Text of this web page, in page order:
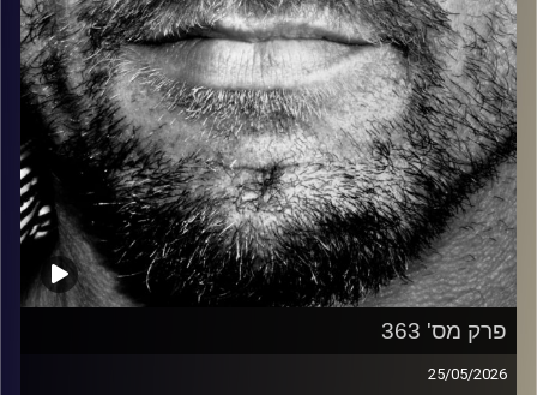
פרק מס' 363
25/05/2026